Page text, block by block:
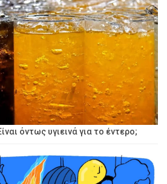
όντως υγιεινά για το έντερο;